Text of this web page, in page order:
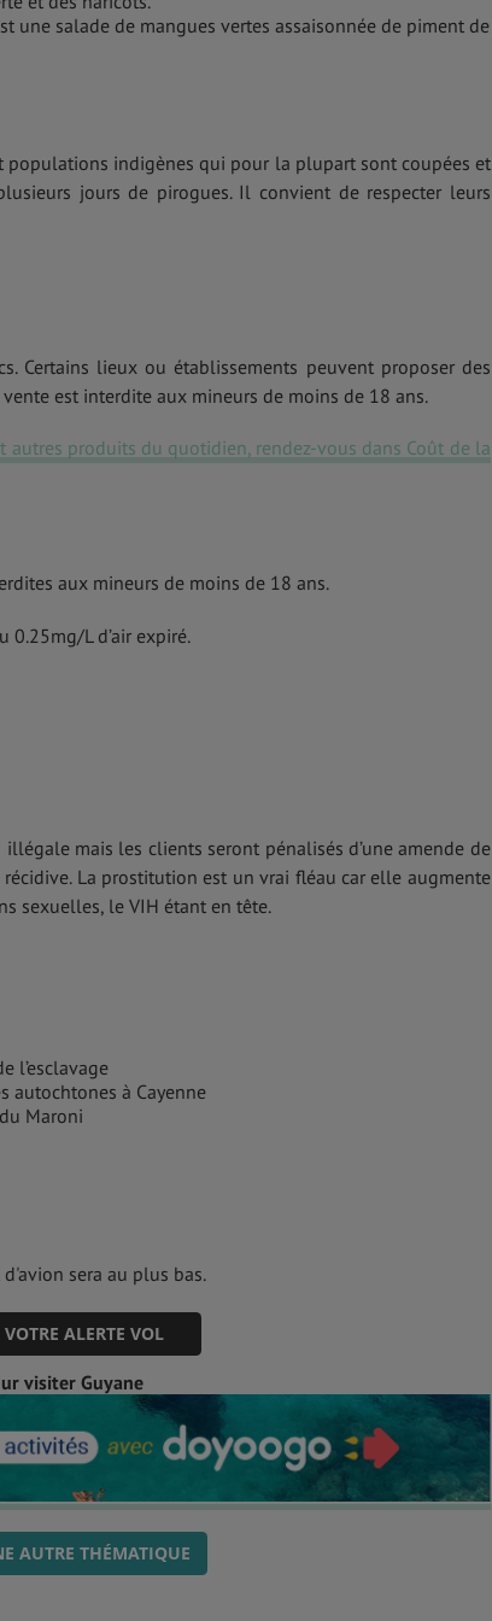
une salade de mangues vertes assaisonnée de piment de
populations indigènes qui pour la plupart sont coupées et
jours de pirogues. Il convient de respecter leurs
Certains lieux ou établissements peuvent proposer des
est interdite aux mineurs de moins de 18 ans.
produits du quotidien, rendez-vous dans Coût de la
aux mineurs de moins de 18 ans.
0.25mg/L d’air expiré.
mais les clients seront pénalisés d’une amende de
La prostitution est un vrai fléau car elle augmente
sexuelles, le VIH étant en tête.
l’esclavage
autochtones à Cayenne
Maroni
sera au plus bas.
VOTRE ALERTE VOL
visiter Guyane
AUTRE THÉMATIQUE